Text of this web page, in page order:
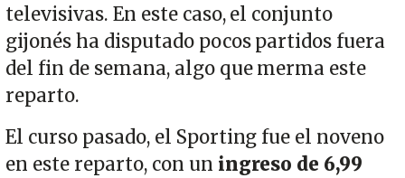
televisivas. En este caso, el conjunto
gijonés ha disputado pocos partidos fuera
del fin de semana, algo que merma este
reparto.
El curso pasado, el Sporting fue el noveno
en este reparto, con un ingreso de 6,99